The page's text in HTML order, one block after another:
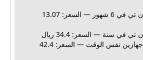
أشتراك حسون تي في 6 شهور — السعر: 13.07
في سنة — السعر: 34.4 ريال
اشتراك سنة جهازين نفس الوقت — السعر: 42.4